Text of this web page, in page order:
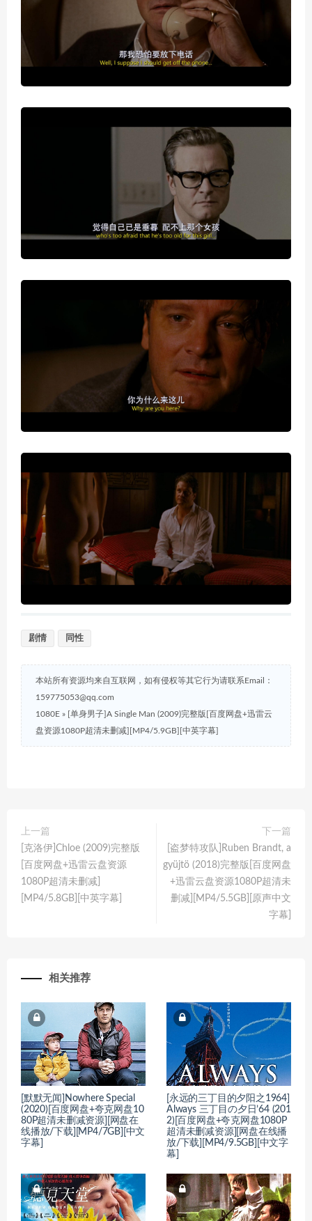
剧情 同性
本站所有资源均来自互联网，如有侵权等其它行为请联系Email：
159775053@qq.com
1080E » [单身男子]A Single Man (2009)完整版[百度网盘+迅雷云
盘资源1080P超清未删减][MP4/5.9GB][中英字幕]
上一篇
[克洛伊]Chloe (2009)完整版
[百度网盘+迅雷云盘资源
1080P超清未删减]
[MP4/5.8GB][中英字幕]
下一篇
[盗梦特攻队]Ruben Brandt, a
gyüjtö (2018)完整版[百度网盘
+迅雷云盘资源1080P超清未
删减][MP4/5.5GB][原声中文
字幕]
相关推荐
[默默无闻]Nowhere Special
(2020)[百度网盘+夸克网盘10
80P超清未删减资源][网盘在
线播放/下载][MP4/7GB][中文
字幕]
[永远的三丁目的夕阳之1964]
Always 三丁目の夕日’64 (201
2)[百度网盘+夸克网盘1080P
超清未删减资源][网盘在线播
放/下载][MP4/9.5GB][中文字
幕]